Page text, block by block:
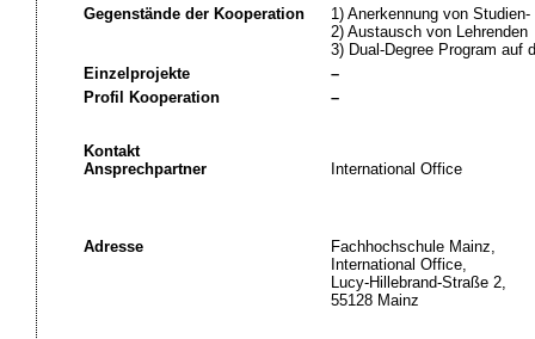
Gegenstände der Kooperation
1) Anerkennung von
2) Austausch von Lehrenden
3) Dual-Degree Program auf
Einzelprojekte
–
Profil Kooperation
–
Kontakt
Ansprechpartner
International Office
Adresse
Fachhochschule Mainz,
International Office,
Lucy-Hillebrand-Straße 2,
55128 Mainz